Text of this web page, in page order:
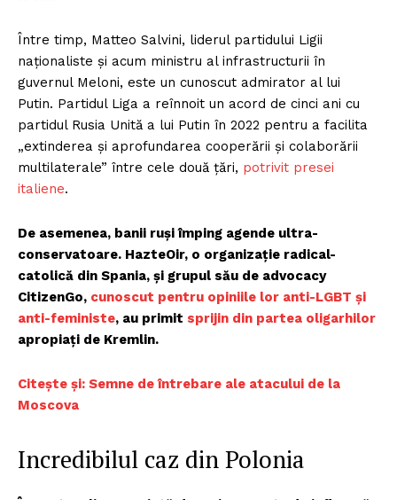
Între timp, Matteo Salvini, liderul partidului Ligii
naționaliste și acum ministru al infrastructurii în
guvernul Meloni, este un cunoscut admirator al lui
Putin. Partidul Liga a reînnoit un acord de cinci ani cu
partidul Rusia Unită a lui Putin în 2022 pentru a facilita
„extinderea și aprofundarea cooperării și colaborării
multilaterale” între cele două țări, potrivit presei
italiene.
De asemenea, banii ruși împing agende ultra-
conservatoare. HazteOir, o organizație radical-
catolică din Spania, și grupul său de advocacy
CitizenGo, cunoscut pentru opiniile lor anti-LGBT și
anti-feministe, au primit sprijin din partea oligarhilor
apropiați de Kremlin.
Citește și: Semne de întrebare ale atacului de la
Moscova
Incredibilul caz din Polonia